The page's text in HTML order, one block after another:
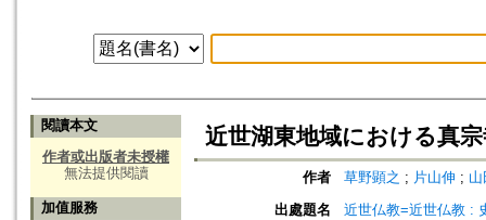
閱讀本文
作者或出版者未授權
無法提供閱讀
加值服務
近世湖東地域における真
作者 草野顕之 ; 片山伸 ;
出處題名
近世仏教=近世仏教 :